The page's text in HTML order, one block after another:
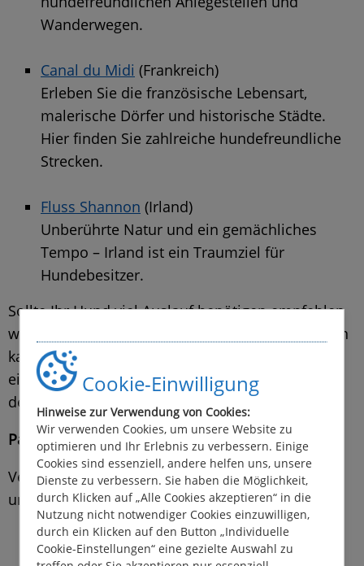
Cookie-Einwilligung
Hinweise zur Verwendung von Cookies:
Wir verwenden Cookies, um unsere Website zu
optimieren und Ihr Erlebnis zu verbessern. Einige
Cookies sind essenziell, andere helfen uns, unsere
Dienste zu verbessern. Sie haben die Möglichkeit,
durch Klicken auf „Alle Cookies akzeptieren“ in die
Nutzung nicht notwendiger Cookies einzuwilligen,
durch ein Klicken auf den Button „Individuelle
Cookie-Einstellungen“ eine gezielte Auswahl zu
Wanderwegen.
Canal du Midi (Frankreich)
Erleben Sie die französische Lebensart,
malerische Dörfer und historische Städte.
Hier finden Sie zahlreiche hundefreundliche
Strecken.
Fluss Shannon (Irland)
Unberührte Natur und ein gemächliches
Tempo – Irland ist ein Traumziel für
Hundebesitzer.
Sollte Ihr Hund viel Auslauf benötigen empfehlen
wir eine Kanalfahrt, da man hier jederzeit anlegen
kann!Auf Flüssen und Kanälen muss man erst
einen Anleger oder eine Marina aufsuchen um
dem Vierbeiner Auslauf gewähren zu können.
Packliste für Ihren Hund
Vergessen Sie nichts, was Ihren Hund glücklich
und sicher macht:
Genügend Futter und frisches Wasser
Wasser- und Futternäpfe